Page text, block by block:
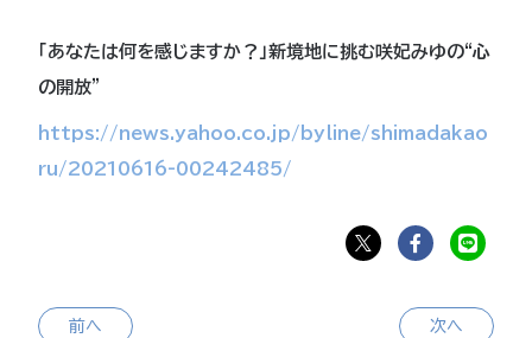
「あなたは何を感じますか？」新境地に挑む咲妃みゆの“心
の開放”
https://news.yahoo.co.jp/byline/shimadakao
ru/20210616-00242485/
前へ 次へ